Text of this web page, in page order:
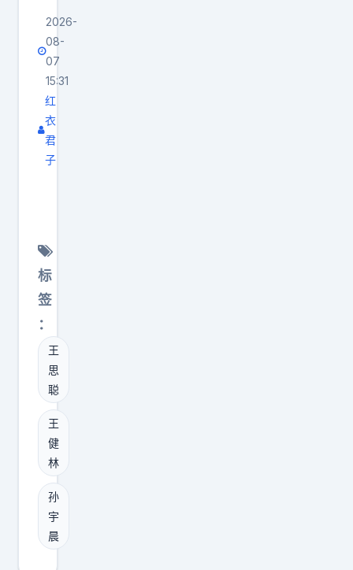
先
问
这
件
事
体
而
是
先
问
能
不
能
做
出
来
，
能
拿
1
9
0
万
做
公
常
满
意
”
。
个
天
天
泡
游
戏
的
大
愿
意
静
下
心
倾
听
的
想
法
。
孙
宇
晨
的
心
路
历
程
转
变
5
亿
，
国
科
控
4
0
0
多
亿
。
这
么
赔
本
的
买
卖
，
—
只
看
谁
在
幕
后
实
资
产
、
谁
在
拍
板
决
策
。
潘
石
屹
离
2026-
08-
07
15:31
红
衣
君
子
豪
孙
宇
财
富
超
王
健
林
，
发
文
讽
标
签
：
王
思
聪
王
健
林
孙
宇
晨